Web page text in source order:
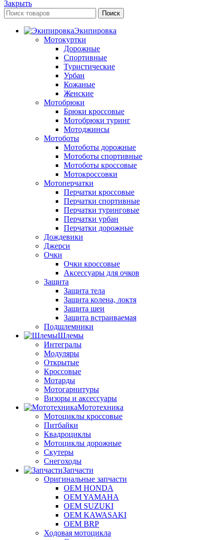
Закрыть
Поиск
Экипировка
Мотокуртки
Дорожные
Спортивные
Туристические
Урбан
Кожаные
Женские
Мотобрюки
Брюки кроссовые
Мотобрюки туринг
Мотоджинсы
Мотоботы
Мотоботы дорожные
Мотоботы спортивные
Мотоботы кроссовые
Мотокроссовки
Мотоперчатки
Перчатки кроссовые
Перчатки спортивные
Перчатки туринговые
Перчатки урбан
Перчатки дорожные
Дождевики
Джерси
Очки
Очки кроссовые
Аксессуары для очков
Защита
Защита тела
Защита колена, локтя
Защита шеи
Защита встраиваемая
Подшлемники
Шлемы
Интегралы
Модуляры
Открытые
Кроссовые
Мотарды
Мотогарнитуры
Визоры и аксессуары
Мототехника
Мотоциклы кроссовые
Питбайки
Квадроциклы
Мотоциклы дорожные
Скутеры
Снегоходы
Запчасти
Оригинальные запчасти
OEM HONDA
OEM YAMAHA
OEM SUZUKI
OEM KAWASAKI
OEM BRP
Ходовая мотоцикла